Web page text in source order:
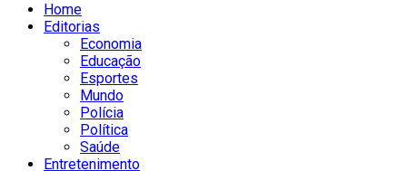
Home
Editorias
Economia
Educação
Esportes
Mundo
Polícia
Política
Saúde
Entretenimento